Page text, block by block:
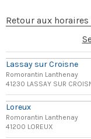
Retour aux horaires
Lassay sur Croisne
Romorantin Lanthenay
41230 LASSAY SUR
Loreux
Romorantin Lanthenay
41200 LOREUX